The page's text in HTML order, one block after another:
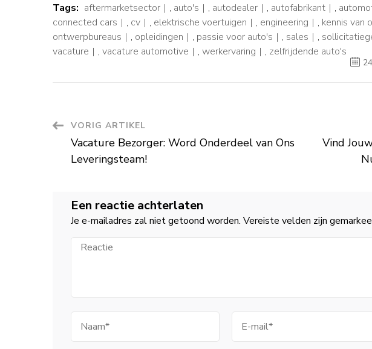
Tags: aftermarketsector , auto's , autodealer , autofabrikant ,
connected cars
, cv , elektrische voertuigen , engineering , kennis van
ontwerpbureaus
, opleidingen , passie voor auto's , sales ,
vacature
, vacature automotive , werkervaring , zelfrijdende auto's
Berichtnavigatie
VORIG ARTIKEL
Vacature Bezorger: Word Onderdeel van Ons
Leveringsteam!
Vind
Een reactie achterlaten
Je e-mailadres zal niet getoond worden. Vereiste velden zijn
Reactie
mail